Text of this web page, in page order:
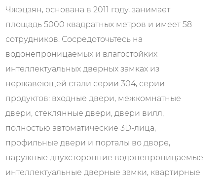
Чжэцзян, основана в 2011 году, занимает
площадь 5000 квадратных метров и имеет 58
сотрудников. Сосредоточьтесь на
водонепроницаемых и влагостойких
интеллектуальных дверных замках из
нержавеющей стали серии 304, серии
продуктов: входные двери, межкомнатные
двери, стеклянные двери, двери вилл,
полностью автоматические 3D-лица,
профильные двери и порталы во дворе,
наружные двухсторонние водонепроницаемые
интеллектуальные дверные замки, квартирные